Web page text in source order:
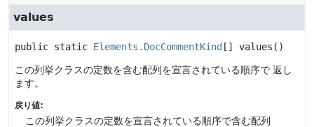
values
public static Elements.DocCommentKind [] values ()
この列挙クラスの定数を含む配列を宣言されている順序で 返し
ます。
戻り値:
この列挙クラスの定数を宣言されている順序で含む配列